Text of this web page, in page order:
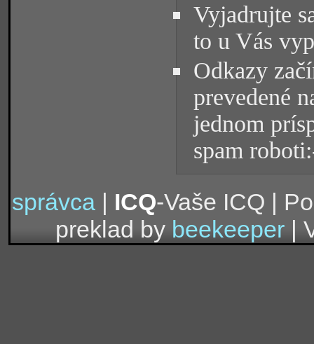
Vyjadrujte
to u Vás
Odkazy
prevedené
jednom
spam
správca| ICQ-Vaše ICQ |
preklad by beekeeper |